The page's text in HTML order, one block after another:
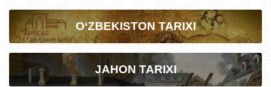
O‘ZBEKISTON TARIXI
JAHON TARIXI